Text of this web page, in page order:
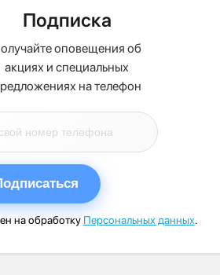
Подписка
оповещения об
акциях и специальных
на телефон
на обработку Персональных данных.